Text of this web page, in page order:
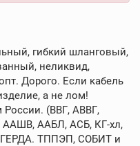
гибкий шланговый,
неликвид,
Дорого. Если кабель
а не лом!
(ВВГ, АВВГ,
ААБЛ, АСБ, КГ-хл,
ТППЭП, СОБИТ и